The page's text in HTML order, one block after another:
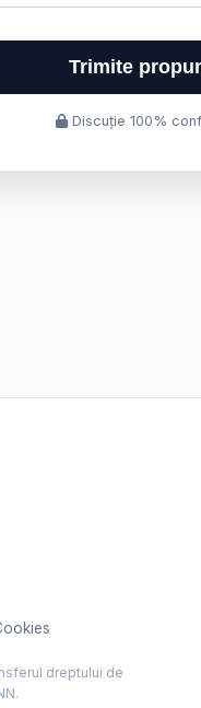
Trimite
Discuție 100%
dreptului de